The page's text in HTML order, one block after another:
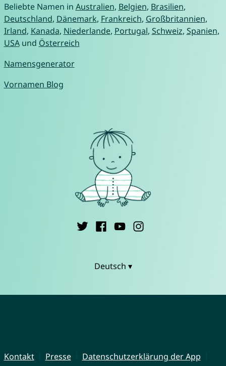
Beliebte Namen in Australien, Belgien, Brasilien,
Deutschland, Dänemark, Frankreich, Großbritannien,
Irland, Kanada, Niederlande, Portugal, Schweiz, Spanien,
USAund Österreich
Namensgenerator
Vornamen Blog
Deutsch ▾
Kontakt Presse
Datenschutzerklärung der App